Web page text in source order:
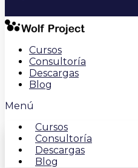
Cursos
Consultoría
Descargas
Blog
Menú
Cursos
Consultoría
Descargas
Blog